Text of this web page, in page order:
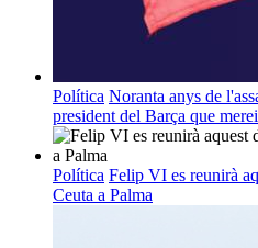
Política Noranta anys de
president del Barça que
Política Felip VI es reunirà
Ceuta a Palma